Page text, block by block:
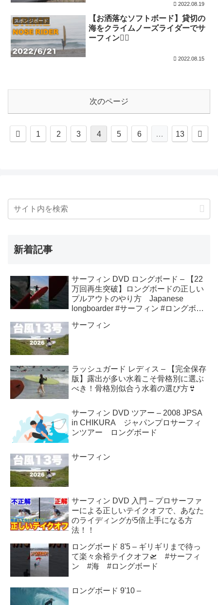
2022.08.19
スポンジボード
【お洒落なソフトボード】貸切の
海をクライムノーズライダーでサ
ーフィン🏄‍♂️
2022.08.15
次のページ
前
1 2 3 4 5 6 … 13
次
新着記事
サーフィン DVD ロングボード – 【22
万回再生突破】ロングボードの正しい
プルアウトのやり方 Japanese
longboarder #サーフィン #ロングボー
サーフィン
ラッシュガード レディス – 【完全保存
版】露出が多い水着こそ骨格別に選ぶ
べき！骨格別似合う水着の選び方👙
サーフィン DVD ツアー – 2008 JPSA
in CHIKURA ジャパンプロサーフィ
ンツアー ロングボード
サーフィン
サーフィン DVD 入門 – プロサーファ
ーによる正しいテイクオフで、あなた
のライディングが5倍上手になる方
法！！
ロングボード 8'5 – ギリギリまで待っ
て楽々余裕テイクオフ🛫 #サーフィ
ン #海 #ロングボード
ロングボード 9'10 –